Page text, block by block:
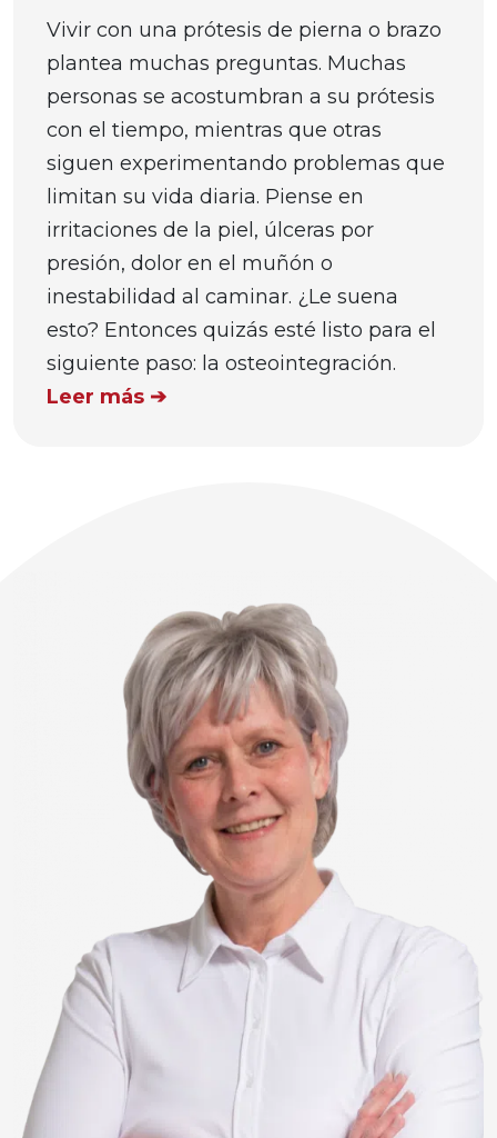
Vivir con una prótesis de pierna o brazo
plantea muchas preguntas. Muchas
personas se acostumbran a su prótesis
con el tiempo, mientras que otras
siguen experimentando problemas que
limitan su vida diaria. Piense en
irritaciones de la piel, úlceras por
presión, dolor en el muñón o
inestabilidad al caminar. ¿Le suena
esto? Entonces quizás esté listo para el
siguiente paso: la osteointegración.
Leer más ➔